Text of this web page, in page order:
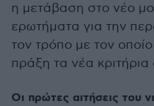
η μετάβαση στο νέο
ερωτήματα για την
τον τρόπο με τον
πράξη τα νέα κριτήρια
Οι πρώτες αιτήσεις του